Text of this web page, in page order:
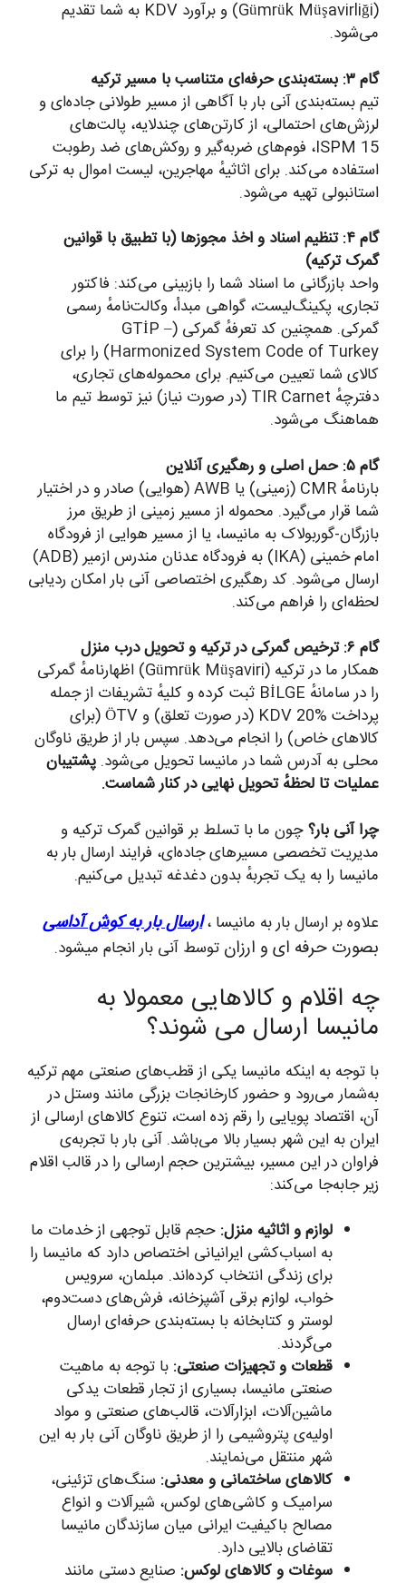
(Gümrük Müşavirliği) و برآورد KDV به شما تقدیم
می‌شود.
گام ۳: بسته‌بندی حرفه‌ای متناسب با مسیر ترکیه
تیم بسته‌بندی آنی بار با آگاهی از مسیر طولانی جاده‌ای و
لرزش‌های احتمالی، از کارتن‌های چندلایه، پالت‌های
ISPM 15، فوم‌های ضربه‌گیر و روکش‌های ضد رطوبت
استفاده می‌کند. برای اثاثیهٔ مهاجرین، لیست اموال به ترکی
استانبولی تهیه می‌شود.
گام ۴: تنظیم اسناد و اخذ مجوزها (با تطبیق با قوانین
گمرک ترکیه)
واحد بازرگانی ما اسناد شما را بازبینی می‌کند: فاکتور
تجاری، پکینگ‌لیست، گواهی مبدأ، وکالت‌نامهٔ رسمی
گمرکی. همچنین کد تعرفهٔ گمرکی (GTİP –
Harmonized System Code of Turkey) را برای
کالای شما تعیین می‌کنیم. برای محموله‌های تجاری،
دفترچهٔ TIR Carnet (در صورت نیاز) نیز توسط تیم ما
هماهنگ می‌شود.
گام ۵: حمل اصلی و رهگیری آنلاین
بارنامهٔ CMR (زمینی) یا AWB (هوایی) صادر و در اختیار
شما قرار می‌گیرد. محموله از مسیر زمینی از طریق مرز
بازرگان-گوربولاک به مانیسا، یا از مسیر هوایی از فرودگاه
امام خمینی (IKA) به فرودگاه عدنان مندرس ازمیر (ADB)
ارسال می‌شود. کد رهگیری اختصاصی آنی بار امکان ردیابی
لحظه‌ای را فراهم می‌کند.
گام ۶: ترخیص گمرکی در ترکیه و تحویل درب منزل
همکار ما در ترکیه (Gümrük Müşaviri) اظهارنامهٔ گمرکی
را در سامانهٔ BİLGE ثبت کرده و کلیهٔ تشریفات از جمله
پرداخت KDV 20% (در صورت تعلق) و ÖTV (برای
کالاهای خاص) را انجام می‌دهد. سپس بار از طریق ناوگان
محلی به آدرس شما در مانیسا تحویل می‌شود. پشتیبان
عملیات تا لحظهٔ تحویل نهایی در کنار شماست.
چرا آنی بار؟چون ما با تسلط بر قوانین گمرک ترکیه و
مدیریت تخصصی مسیرهای جاده‌ای، فرایند ارسال بار به
مانیسا را به یک تجربهٔ بدون دغدغه تبدیل می‌کنیم.
علاوه بر ارسال بار به مانیسا ،ارسال بار به کوش آداسی
بصورت حرفه ای و ارزان توسط آنی بار انجام میشود.
چه اقلام و کالاهایی معمولا به
مانیسا ارسال می شوند؟
با توجه به اینکه مانیسا یکی از قطب‌های صنعتی مهم ترکیه
به‌شمار می‌رود و حضور کارخانجات بزرگی مانند وستل در
آن، اقتصاد پویایی را رقم زده است، تنوع کالاهای ارسالی از
ایران به این شهر بسیار بالا می‌باشد. آنی بار با تجربه‌ی
فراوان در این مسیر، بیشترین حجم ارسالی را در قالب اقلام
زیر جابه‌جا می‌کند:
لوازم و اثاثیه منزل: حجم قابل توجهی از خدمات ما
به اسباب‌کشی ایرانیانی اختصاص دارد که مانیسا را
برای زندگی انتخاب کرده‌اند. مبلمان، سرویس
خواب، لوازم برقی آشپزخانه، فرش‌های دست‌دوم،
لوستر و کتابخانه با بسته‌بندی حرفه‌ای ارسال
می‌گردند.
قطعات و تجهیزات صنعتی: با توجه به ماهیت
صنعتی مانیسا، بسیاری از تجار قطعات یدکی
ماشین‌آلات، ابزارآلات، قالب‌های صنعتی و مواد
اولیه‌ی پتروشیمی را از طریق ناوگان آنی بار به این
شهر منتقل می‌نمایند.
کالاهای ساختمانی و معدنی: سنگ‌های تزئینی،
سرامیک و کاشی‌های لوکس، شیرآلات و انواع
مصالح باکیفیت ایرانی میان سازندگان مانیسا
تقاضای بالایی دارد.
سوغات و کالاهای لوکس: صنایع دستی مانند